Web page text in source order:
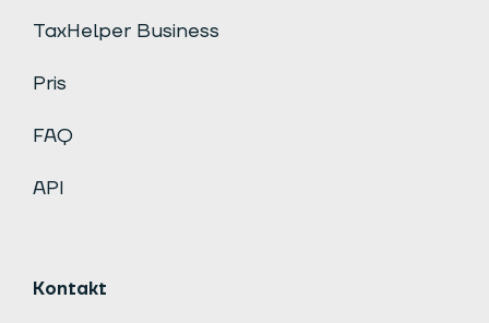
TaxHelper Business
Pris
FAQ
API
Kontakt